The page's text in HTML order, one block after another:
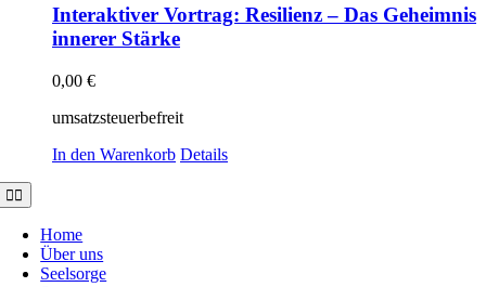
Interaktiver Vortrag: Resilienz – Das Geheimnis
innerer Stärke
0,00 €
umsatzsteuerbefreit
In den Warenkorb Details
Toggle
Navigation
Home
Über uns
Seelsorge